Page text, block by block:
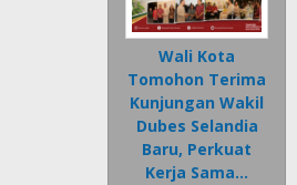
Wali Kota
Tomohon Terima
Kunjungan Wakil
Dubes Selandia
Baru, Perkuat
Kerja Sama…